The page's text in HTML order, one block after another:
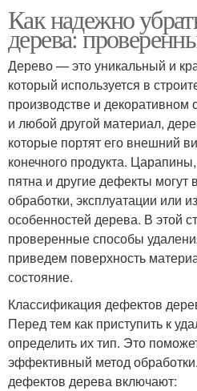
Как надежно
дерева:
Дерево — это уникальный и
который используется в
производстве и
и любой другой материал,
которые портят его внешний
конечного продукта.
пятна и другие дефекты могут
обработки, эксплуатации или
особенностей дерева. В этой
проверенные способы
приведем поверхность
состояние.
Классификация дефектов
Перед тем как приступить к
определить их тип. Это
эффективный метод
дефектов дерева включают: